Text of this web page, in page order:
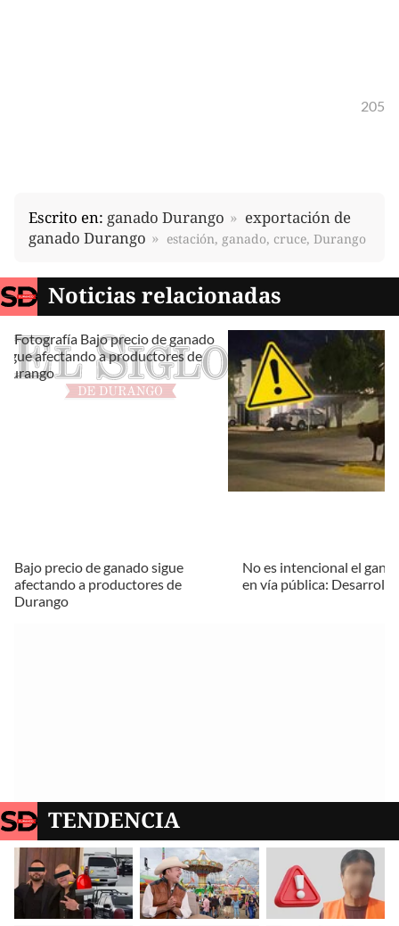
205
Escrito en: ganado Durango
exportación de
ganado Durango
estación, ganado, cruce, Durango
Noticias relacionadas
Bajo precio de ganado sigue
afectando a productores de
Durango
No es intencional el
en vía pública: Desarrollo
TENDENCIA